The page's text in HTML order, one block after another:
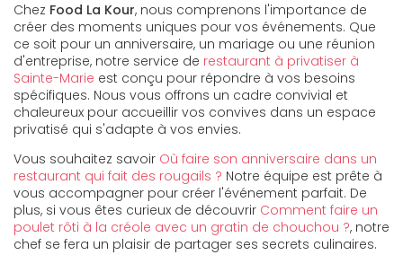
Chez Food La Kour, nous comprenons l'importance de
créer des moments uniques pour vos événements. Que
ce soit pour un anniversaire, un mariage ou une réunion
d'entreprise, notre service de restaurant à privatiser à
Sainte-Marie est conçu pour répondre à vos besoins
spécifiques. Nous vous offrons un cadre convivial et
chaleureux pour accueillir vos convives dans un espace
privatisé qui s'adapte à vos envies.
Vous souhaitez savoir Où faire son anniversaire dans un
restaurant qui fait des rougails ? Notre équipe est prête à
vous accompagner pour créer l'événement parfait. De
plus, si vous êtes curieux de découvrir Comment faire un
poulet rôti à la créole avec un gratin de chouchou ?, notre
chef se fera un plaisir de partager ses secrets culinaires.